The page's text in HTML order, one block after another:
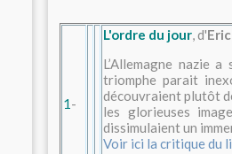
1-
L'ordre du jour, d'
L’Allemagne nazie
triomphe parait
découvraient plutôt
les glorieuses
dissimulaient un
Voir ici la critique du